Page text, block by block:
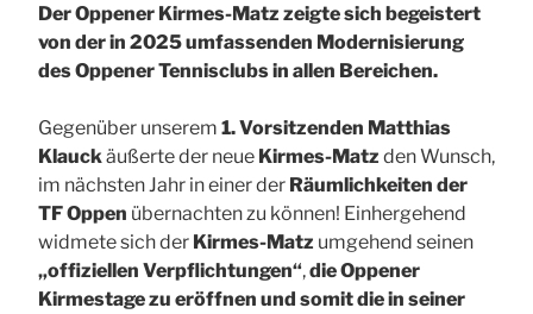
Der Oppener Kirmes-Matz zeigte sich begeistert
von der in 2025 umfassenden Modernisierung
des Oppener Tennisclubs in allen Bereichen.
Gegenüber unserem 1. Vorsitzenden Matthias
Klauckäußerte der neue Kirmes-Matz den Wunsch,
im nächsten Jahr in einer der Räumlichkeiten der
TF Oppen übernachten zu können! Einhergehend
widmete sich der Kirmes-Matz umgehend seinen
„offiziellen Verpflichtungen“,die Oppener
Kirmestage zu eröffnen und somit die in seiner